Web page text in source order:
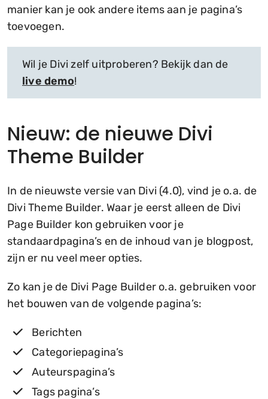
manier kan je ook andere items aan je pagina’s
toevoegen.
Wil je Divi zelf uitproberen? Bekijk dan de
live demo!
Nieuw: de nieuwe Divi
Theme Builder
In de nieuwste versie van Divi (4.0), vind je o.a. de
Divi Theme Builder. Waar je eerst alleen de Divi
Page Builder kon gebruiken voor je
standaardpagina’s en de inhoud van je blogpost,
zijn er nu veel meer opties.
Zo kan je de Divi Page Builder o.a. gebruiken voor
het bouwen van de volgende pagina’s:
Berichten
Categoriepagina’s
Auteurspagina’s
Tags pagina’s